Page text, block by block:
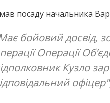
посаду начальника
бойовий досвід,
Операції
Кузло